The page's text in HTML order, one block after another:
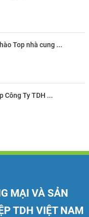
Top nhà cung ...
Công Ty TDH ...
MẠI VÀ SẢN
TDH VIỆT NAM